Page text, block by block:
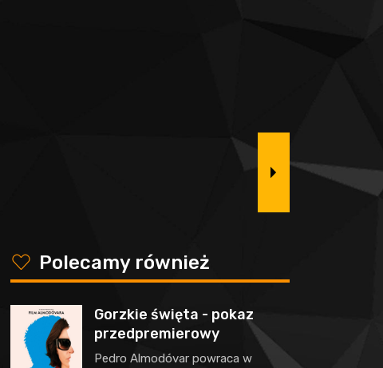
y Polecamy również
Gorzkie święta - pokaz
przedpremierowy
Pedro Almodóvar powraca w